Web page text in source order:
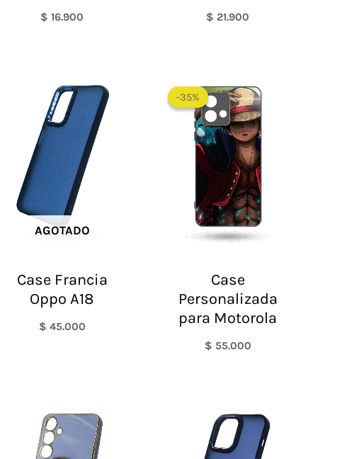
$ 16.900 $ 21.900
AGOTADO
Case Francia
Oppo A18
$ 45.000
-35%
-35%
Case
Personalizada
para Motorola
$ 55.000